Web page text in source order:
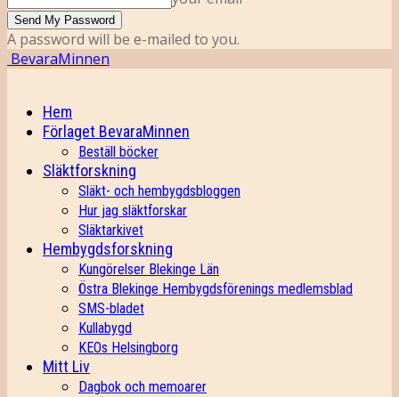
A password will be e-mailed to you.
BevaraMinnen
Hem
Förlaget BevaraMinnen
Beställ böcker
Släktforskning
Släkt- och hembygdsbloggen
Hur jag släktforskar
Släktarkivet
Hembygdsforskning
Kungörelser Blekinge Län
Östra Blekinge Hembygdsförenings medlemsblad
SMS-bladet
Kullabygd
KEOs Helsingborg
Mitt Liv
Dagbok och memoarer